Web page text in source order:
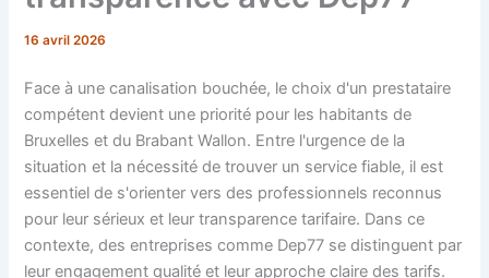
16 avril 2026
Face à une canalisation bouchée, le choix d'un prestataire
compétent devient une priorité pour les habitants de
Bruxelles et du Brabant Wallon. Entre l'urgence de la
situation et la nécessité de trouver un service fiable, il est
essentiel de s'orienter vers des professionnels reconnus
pour leur sérieux et leur transparence tarifaire. Dans ce
contexte, des entreprises comme Dep77 se distinguent par
leur engagement qualité et leur approche claire des tarifs.